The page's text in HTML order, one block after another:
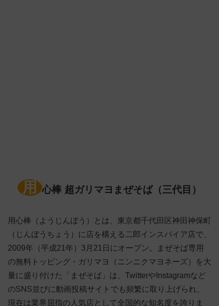
用 心棒 超ガリマヨまぜそば（三代目）
用心棒（ようじんぼう）とは、東京都千代田区神田神保町
（じんぼうちょう）に店を構える二郎インスパイア店で、
2009年（平成21年）3月21日にオープン。まぜそば専用
の無料トッピング・ガリマヨ（ニンニクマヨネーズ）を大
量に盛り付けた「まぜそば」は、TwitterやInstagramなど
のSNS並びに動画投稿サイトでも頻繁に取り上げられ、
現在は業界屈指の人気店として全国的な知名度を誇りま